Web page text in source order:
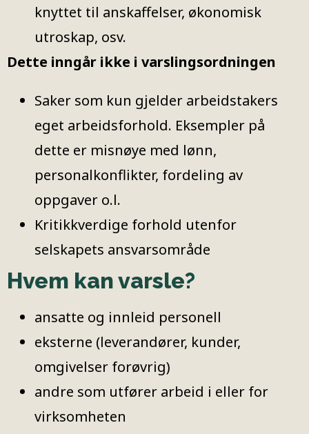
knyttet til anskaffelser, økonomisk
utroskap, osv.
Dette inngår ikke i varslingsordningen
Saker som kun gjelder arbeidstakers
eget arbeidsforhold. Eksempler på
dette er misnøye med lønn,
personalkonflikter, fordeling av
oppgaver o.l.
Kritikkverdige forhold utenfor
selskapets ansvarsområde
Hvem kan varsle?
ansatte og innleid personell
eksterne (leverandører, kunder,
omgivelser forøvrig)
andre som utfører arbeid i eller for
virksomheten